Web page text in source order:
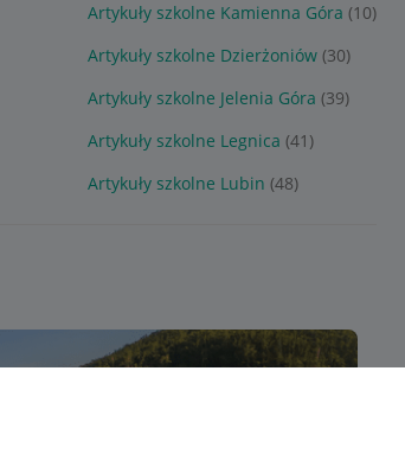
Artykuły szkolne Kamienna Góra (10)
Artykuły szkolne Dzierżoniów (30)
Artykuły szkolne Jelenia Góra (39)
Artykuły szkolne Legnica (41)
Artykuły szkolne Lubin (48)